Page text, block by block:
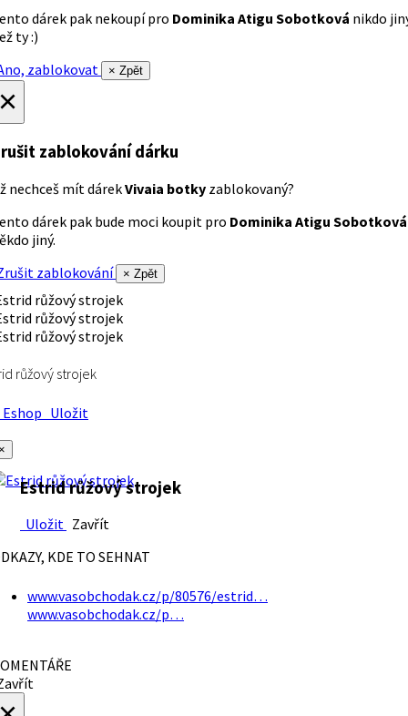
dárek pak nekoupí pro Dominika Atigu Sobotková nikdo
ty :)
zablokovat
× Zpět
zablokování dárku
nechceš mít dárekVivaia botky zablokovaný?
dárek pak bude moci koupit pro Dominika Atigu Sobotková
jiný.
zablokování
× Zpět
růžový strojek
Uložit
Estrid růžový strojek
Uložit Zavřít
KDE TO SEHNAT
www.vasobchodak.cz/p/80576/estrid…
www.vasobchodak.cz/p…